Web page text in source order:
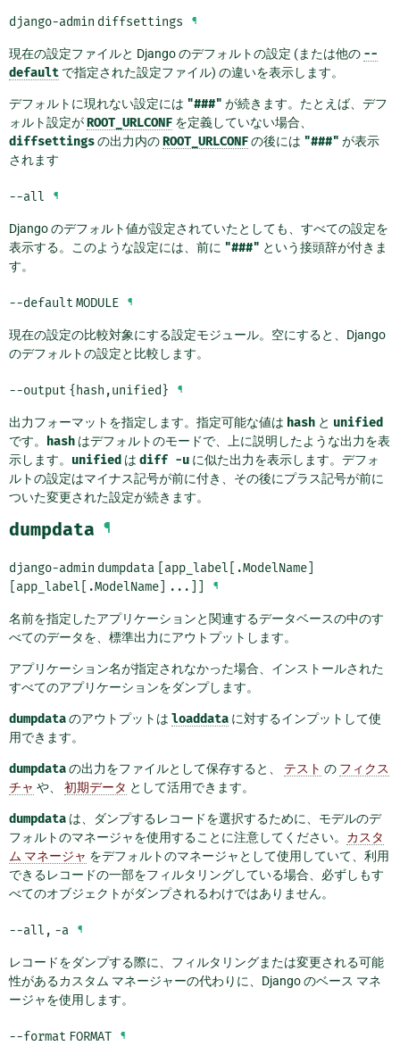
django-admin diffsettings ¶
現在の設定ファイルと Django のデフォルトの設定 (または他の --
default で指定された設定ファイル) の違いを表示します。
デフォルトに現れない設定には "###" が続きます。たとえば、デフ
ォルト設定がROOT_URLCONF を定義していない場合、
diffsettingsの出力内のROOT_URLCONFの後には "###" が表示
されます
--all ¶
Django のデフォルト値が設定されていたとしても、すべての設定を
表示する。このような設定には、前に "###" という接頭辞が付きま
す。
--default MODULE ¶
現在の設定の比較対象にする設定モジュール。空にすると、Django
のデフォルトの設定と比較します。
--output {hash,unified} ¶
出力フォーマットを指定します。指定可能な値は hash と unified
です。 hash はデフォルトのモードで、上に説明したような出力を表
示します。 unified は diff -u に似た出力を表示します。デフォ
ルトの設定はマイナス記号が前に付き、その後にプラス記号が前に
ついた変更された設定が続きます。
dumpdata ¶
django-admin dumpdata
[app_label[.ModelName]
[app_label[.ModelName]
...]] ¶
名前を指定したアプリケーションと関連するデータベースの中のす
べてのデータを、標準出力にアウトプットします。
アプリケーション名が指定されなかった場合、インストールされた
すべてのアプリケーションをダンプします。
dumpdataのアウトプットは loaddata に対するインプットして使
用できます。
dumpdataの出力をファイルとして保存すると、 テスト の フィクス
チャ や、 初期データ として活用できます。
dumpdata は、ダンプするレコードを選択するために、モデルのデ
フォルトのマネージャを使用することに注意してください。 カスタ
ム マネージャ をデフォルトのマネージャとして使用していて、利用
できるレコードの一部をフィルタリングしている場合、必ずしもす
べてのオブジェクトがダンプされるわけではありません。
--all , -a ¶
レコードをダンプする際に、フィルタリングまたは変更される可能
性があるカスタム マネージャーの代わりに、Django のベース マネ
ージャを使用します。
--format FORMAT ¶